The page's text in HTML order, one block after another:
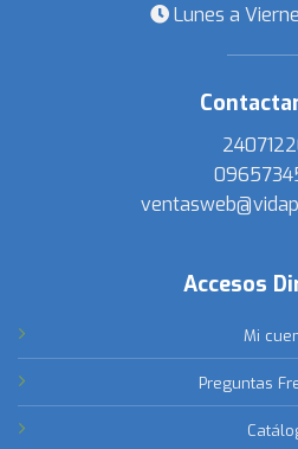
Lunes a
Accesos
Mi
Preguntas